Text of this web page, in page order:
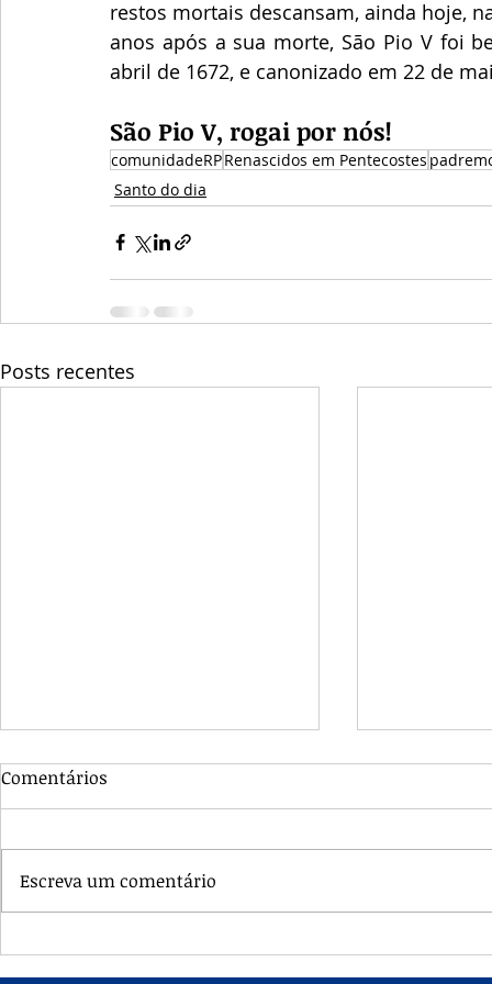
restos mortais descansam, ainda hoje,
anos após a sua morte, São Pio V foi
abril de 1672, e canonizado em 22 de
São Pio V, rogai por nós!
comunidadeRPRenascidos em Pentecostes
Santo do dia
Posts recentes
Santo da Eucaristia
virgem e
Comentários
Escreva um comentário